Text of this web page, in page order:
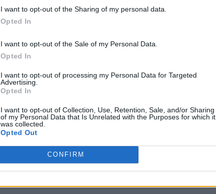
I want to opt-out of the Sharing of my personal data.
Opted In
I want to opt-out of the Sale of my Personal Data.
Opted In
I want to opt-out of processing my Personal Data for Targeted
Advertising.
Opted In
I want to opt-out of Collection, Use, Retention, Sale, and/or Sharing
of my Personal Data that Is Unrelated with the Purposes for which it
was collected.
Opted Out
CONFIRM